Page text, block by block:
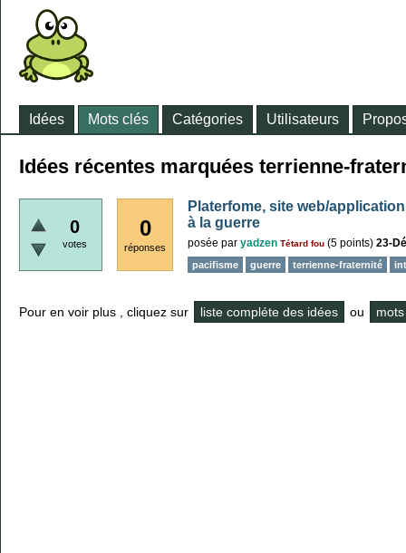
Idées Mots clés Catégories Utilisateurs
Idées récentes marquées terrienne-
0
votes
0
réponses
Platerfome, site web/
à la guerre
posée par yadzen Tétard fou (5 points) 23-
pacifisme guerre terrienne-fraternité
Pour en voir plus , cliquez sur liste compléte des idées ou